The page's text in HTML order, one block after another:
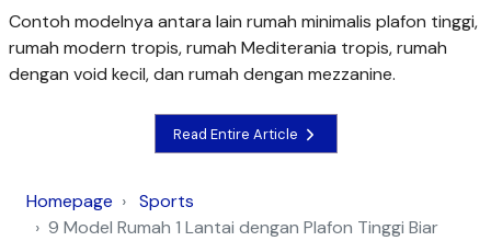
Contoh modelnya antara lain rumah minimalis plafon tinggi,
rumah modern tropis, rumah Mediterania tropis, rumah
dengan void kecil, dan rumah dengan mezzanine.
Read Entire Article
Homepage
Sports
9 Model Rumah 1 Lantai dengan Plafon Tinggi Biar